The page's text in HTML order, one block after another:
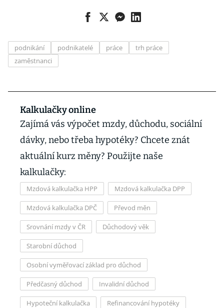
podnikání podnikatelé práce
trh práce
zaměstnanci
Kalkulačky online
Zajímá vás výpočet mzdy, důchodu, sociální
dávky, nebo třeba hypotéky? Chcete znát
aktuální kurz měny? Použijte naše
kalkulačky:
Mzdová kalkulačka HPP Mzdová kalkulačka DPP
Mzdová kalkulačka DPČ Převod měn
Srovnání mzdy v ČR Důchodový věk
Starobní důchod
Osobní vyměřovací základ pro důchod
Předčasný důchod Invalidní důchod
Hypoteční kalkulačka Refinancování hypotéky